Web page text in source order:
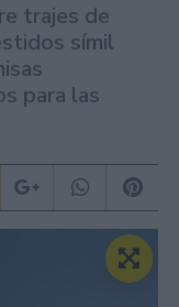
trajes de
símil
para las